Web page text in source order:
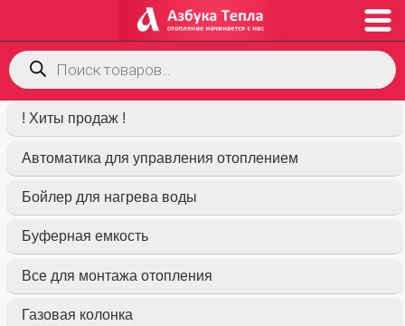
Поиск
товаров
! Хиты продаж !
Автоматика для управления отоплением
Бойлер для нагрева воды
Буферная емкость
Все для монтажа отопления
Газовая колонка